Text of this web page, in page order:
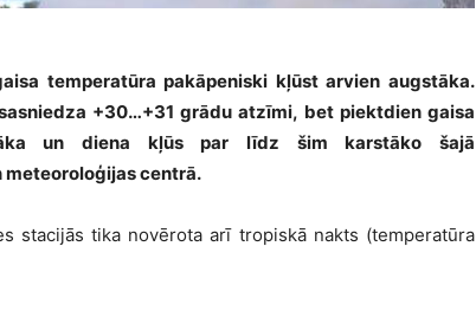
temperatūra pakāpeniski kļūst arvien augstāka.
+30…+31 grādu atzīmi, bet piektdien gaisa
un diena kļūs par līdz šim karstāko šajā
meteoroloģijas centrā.
stacijās tika novērota arī tropiskā nakts (temperatūra